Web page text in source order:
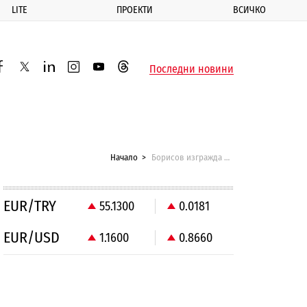
LITE ПРОЕКТИ ВСИЧКО
twitterlinkedininstagram
youtubethreadsПоследни новини
Начало Борисов изгражда пътища и в Северна България
EUR/TRY 55.1300 0.0181
EUR/USD 1.1600 0.8660